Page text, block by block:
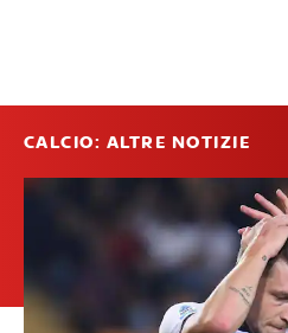
CALCIO: ALTRE NOTIZIE